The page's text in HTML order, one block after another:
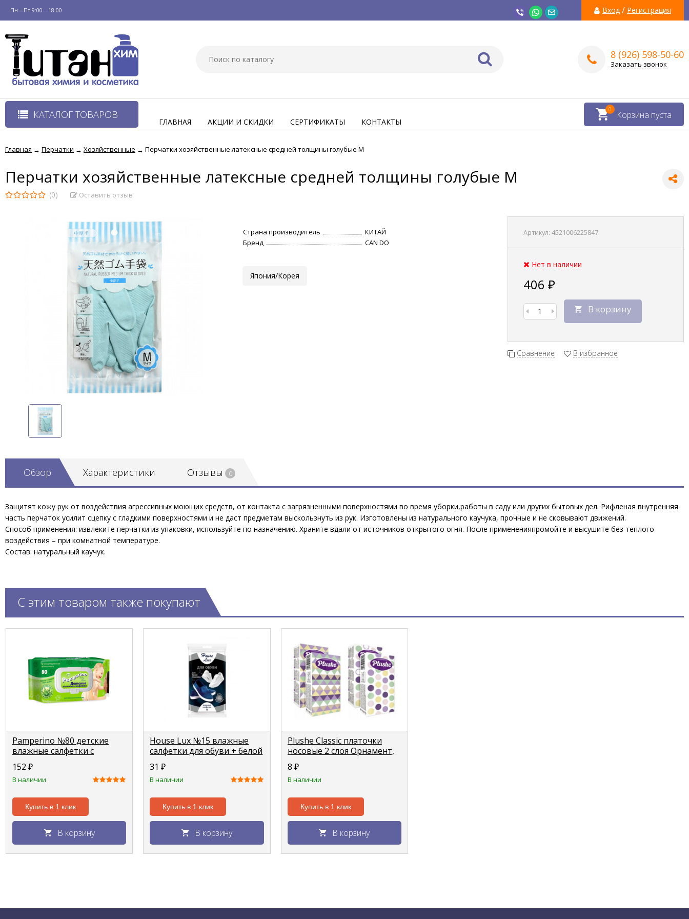
Пн—Пт 9:00—18:00 Вход / Регистрация
8 (926) 598-50-60
Заказать звонок
КАТАЛОГ ТОВАРОВ Корзина пуста
0
ГЛАВНАЯ АКЦИИ И СКИДКИ СЕРТИФИКАТЫ КОНТАКТЫ
Главная → Перчатки → Хозяйственные → Перчатки хозяйственные латексные средней толщины голубые M
Перчатки хозяйственные латексные средней толщины голубые M
(0) Оставить отзыв
Артикул: 4521006225847
Нет в наличии
406 ₽
В корзину
Сравнение В избранное
Страна производитель
КИТАЙ
Бренд
CAN DO
Япония/Корея
Обзор Характеристики Отзывы 0
Защитят кожу рук от воздействия агрессивных моющих средств, от контакта с загрязненными поверхностями во время уборки,работы в саду или других бытовых дел. Рифленая внутренняя
часть перчаток усилит сцепку с гладкими поверхностями и не даст предметам выскользнуть из рук. Изготовлены из натурального каучука, прочные и не сковывают движений.
Способ применения: извлеките перчатки из упаковки, используйте по назначению. Храните вдали от источников открытого огня. После примененияпромойте и высушите без теплого
воздействия – при комнатной температуре.
Состав: натуральный каучук.
С этим товаром также покупают
Pamperino №80 детские
влажные салфетки с
пластиковым клапаном
152 ₽
В наличии
Купить в 1 клик
В корзину
House Lux №15 влажные
салфетки для обуви + белой
подошвы
31₽
В наличии
Купить в 1 клик
В корзину
Plushe Classic платочки
носовые 2 слоя Орнамент,
10листов
8 ₽
В наличии
Купить в 1 клик
В корзину